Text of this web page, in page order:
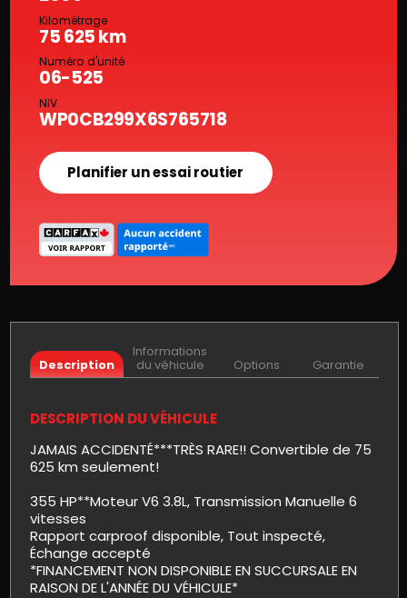
Kilométrage
75 625 km
Numéro d'unité
06-525
NIV
WP0CB299X6S765718
Planifier un essai routier
Description
Informations
du véhicule
Options Garantie
DESCRIPTION DU VÉHICULE
JAMAIS ACCIDENTÉ***TRÈS RARE!! Convertible de 75
625 km seulement!
355 HP**Moteur V6 3.8L, Transmission Manuelle 6
vitesses
Rapport carproof disponible, Tout inspecté,
Échange accepté
*FINANCEMENT NON DISPONIBLE EN SUCCURSALE EN
RAISON DE L'ANNÉE DU VÉHICULE*